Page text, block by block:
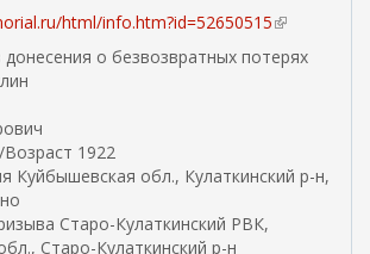
html/info.htm?id=52650515(
н
я
о безвозвратных потерях
1922
Куйбышевская обл., Кулаткинский р-н,
Старо-Кулаткинский РВК,
Старо-Кулаткинский р-н